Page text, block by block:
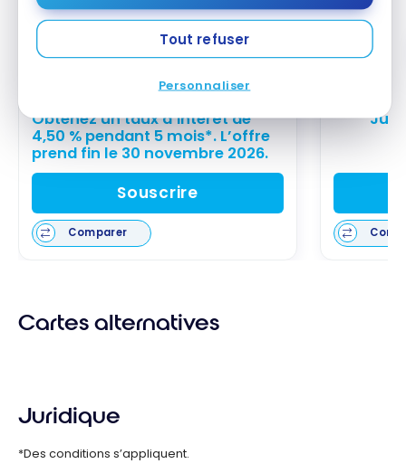
Tout refuser
Personnaliser
Compte d’épargne Tangerine
Obtenez un taux d’intérêt de
4,50 % pendant 5 mois*. L’offre
prend fin le 30 novembre 2026.
Souscrire
Comparer
Cartes alternatives
Juridique
*Des conditions s’appliquent.